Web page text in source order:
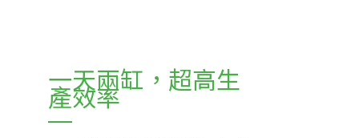
一天兩缸，超高生
產效率